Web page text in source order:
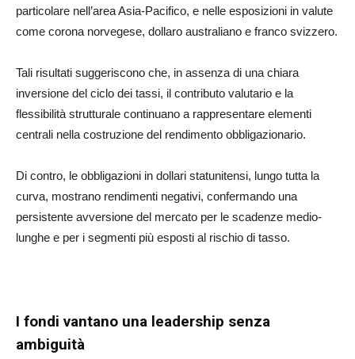
particolare nell’area Asia-Pacifico, e nelle esposizioni in valute
come corona norvegese, dollaro australiano e franco svizzero.
Tali risultati suggeriscono che, in assenza di una chiara
inversione del ciclo dei tassi, il contributo valutario e la
flessibilità strutturale continuano a rappresentare elementi
centrali nella costruzione del rendimento obbligazionario.
Di contro, le obbligazioni in dollari statunitensi, lungo tutta la
curva, mostrano rendimenti negativi, confermando una
persistente avversione del mercato per le scadenze medio-
lunghe e per i segmenti più esposti al rischio di tasso.
I fondi vantano una leadership senza
ambiguità